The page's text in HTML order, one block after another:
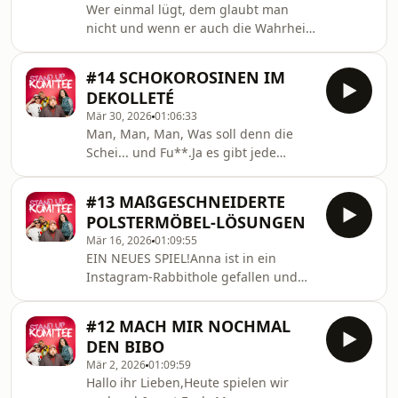
Werbepartnerschaft einzugehen, wie
das funktioniert hört Ihr in der
Folge.Viel Spaß beim hören,
nachspielen und kommentieren,
Kommentare helfen.Liebe
GrüßeHannes
Wer einmal lügt, dem glaubt man
nicht und wenn er auch die Wahrheit
sondern wie lange wir das tun.Jede*r
von uns hat sich 10 Fakten zu einem
beliebigen Thema überlegt einige
sind wahr andere gelogen, wir
müssen herausfinden, wann die
jeweilige Person anfängt zu flunkern.
Viel Spaß bei
&quot;Münchhausometer&quot; Lasst
gerne
#14 SCHOKOROSINEN IM
DEKOLLETÉ
Mär 30, 202601:06:33
Man, Man, Man, Was soll denn die
Schei... und Fu**.Ja es gibt jede
immer&quot;Bei diesem Spiel müssen
wir das Schlechteste aus Situationen
rausholen. Wie versaut man eine
Hochzeit? Was ist der schlimmste
Auftritt und gibt es einen
schrecklicheren Ort als das Bord
Bistro?Hört rein, spielt es nach und
kommentiert was das Zeug häl
#13 MAßGESCHNEIDERTE
POLSTERMÖBEL-LÖSUNGEN
Mär 16, 202601:09:55
EIN NEUES SPIEL!Anna ist in ein
Instagram-Rabbithole gefallen und
Kaltaquisen und rufen willkürlich
gezogene Unternehmen an, um ihnen
willkürlich gezogene Produkte zu
verkaufen.Es bringt sehr viel
#12 MACH MIR NOCHMAL
DEN BIBO
Mär 2, 202601:09:59
Hallo ihr Lieben,Heute spielen wir